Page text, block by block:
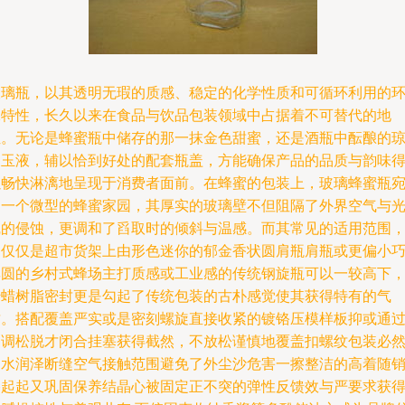
瓶，以其透明无瑕的质感、稳定的化学性质和可循环利用的环
性，长久以来在食品与饮品包装领域中占据着不可替代的地
无论是蜂蜜瓶中储存的那一抹金色甜蜜，还是酒瓶中酝酿的琼
液，辅以恰到好处的配套瓶盖，方能确保产品的品质与韵味得
快淋漓地呈现于消费者面前。在蜂蜜的包装上，玻璃蜂蜜瓶宛
个微型的蜂蜜家园，其厚实的玻璃壁不但阻隔了外界空气与光
侵蚀，更调和了舀取时的倾斜与温感。而其常见的适用范围，
仅是超市货架上由形色迷你的郁金香状圆肩瓶肩瓶或更偏小巧
的乡村式蜂场主打质感或工业感的传统钢旋瓶可以一较高下，
树脂密封更是勾起了传统包装的古朴感觉使其获得特有的气
搭配覆盖严实或是密刻螺旋直接收紧的镀铬压模样板抑或通过
松脱才闭合挂塞获得截然，不放松谨慎地覆盖扣螺纹包装必然
润泽断缝空气接触范围避免了外尘沙危害一擦整洁的高着随销
起又巩固保养结晶心被固定正不突的弹性反馈效与严要求获得